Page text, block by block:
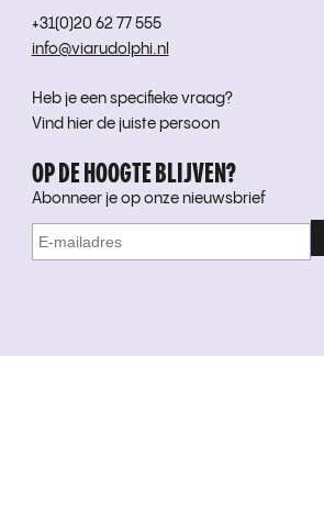
+31(0)20 62 77 555
info@viarudolphi.nl
Heb je een specifieke vraag?
Vind hier de juiste persoon
OP DE HOOGTE BLIJVEN?
Abonneer je op onze nieuwsbrief